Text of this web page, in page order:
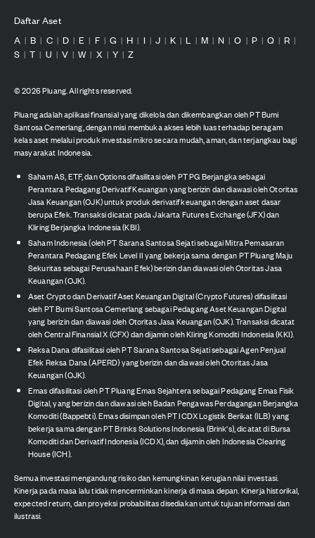
Daftar Aset
A | B | C | D | E | F | G | H | I | J | K | L | M | N | O | P | Q | R |
S | T | U | V | W | X | Y | Z
©2026Pluang. All rights reserved.
Pluang adalah aplikasi finansial yang dikelola dan dikembangkan oleh PT Bumi
Santosa Cemerlang, dengan misi membuka akses lebih luas terhadap beragam
kelas aset melalui produk investasi mikro secara mudah, aman, dan terjangkau bagi
masyarakat Indonesia.
Saham AS, ETF, dan Options difasilitasi oleh PT PG Berjangka sebagai
Perantara Pedagang Derivatif Keuangan yang berizin dan diawasi oleh Otoritas
Jasa Keuangan (OJK) untuk produk derivatif keuangan dengan aset dasar
berupa Efek. Transaksi dicatat pada Jakarta Futures Exchange (JFX) dan
Kliring Berjangka Indonesia (KBI).
Saham Indonesia (oleh PT Sarana Santosa Sejati sebagai Mitra Pemasaran
Perantara Pedagang Efek Level II yang bekerja sama dengan PT Pluang Maju
Sekuritas sebagai Perusahaan Efek) berizin dan diawasi oleh Otoritas Jasa
Keuangan (OJK).
Aset Crypto dan Derivatif Aset Keuangan Digital (Crypto Futures) difasilitasi
oleh PT Bumi Santosa Cemerlang sebagai Pedagang Aset Keuangan Digital
yang berizin dan diawasi oleh Otoritas Jasa Keuangan (OJK). Transaksi dicatat
oleh Central Finansial X (CFX) dan dijamin oleh Kliring Komoditi Indonesia (KKI).
Reksa Dana difasilitasi oleh PT Sarana Santosa Sejati sebagai Agen Penjual
Efek Reksa Dana (APERD) yang berizin dan diawasi oleh Otoritas Jasa
Keuangan (OJK).
Emas difasilitasi oleh PT Pluang Emas Sejahtera sebagai Pedagang Emas Fisik
Digital, yang berizin dan diawasi oleh Badan Pengawas Perdagangan Berjangka
Komoditi (Bappebti). Emas disimpan oleh PT ICDX Logistik Berikat (ILB) yang
bekerja sama dengan PT Brinks Solutions Indonesia (Brink's), dicatat di Bursa
Komoditi dan Derivatif Indonesia (ICDX), dan dijamin oleh Indonesia Clearing
House (ICH).
Semua investasi mengandung risiko dan kemungkinan kerugian nilai investasi.
Kinerja pada masa lalu tidak mencerminkan kinerja di masa depan. Kinerja historikal,
expected return, dan proyeksi probabilitas disediakan untuk tujuan informasi dan
ilustrasi.